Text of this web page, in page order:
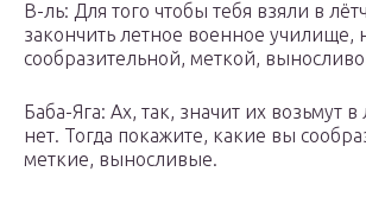
В-ль: Для того чтобы тебя взяли в
закончить летное военное училище,
сообразительной, меткой,
Баба-Яга: Ах, так, значит их возьмут
нет. Тогда покажите, какие вы
меткие, выносливые.